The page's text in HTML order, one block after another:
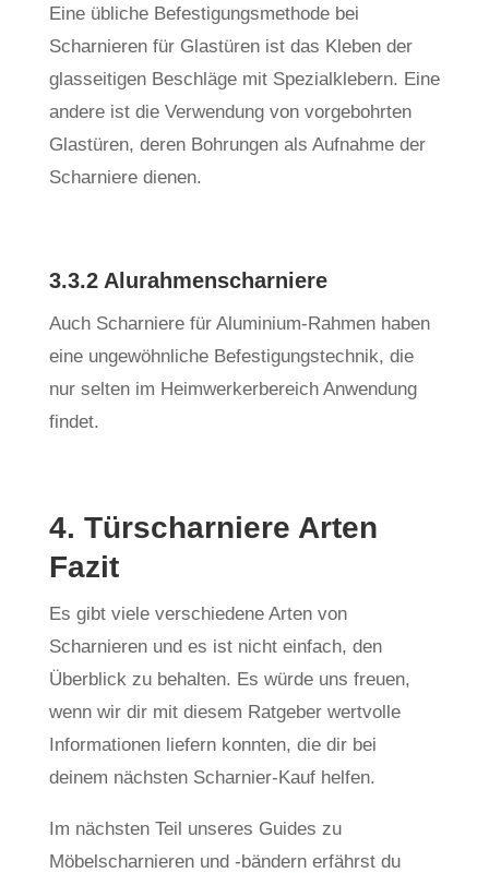
Eine übliche Befestigungsmethode bei
Scharnieren für Glastüren ist das Kleben der
glasseitigen Beschläge mit Spezialklebern. Eine
andere ist die Verwendung von vorgebohrten
Glastüren, deren Bohrungen als Aufnahme der
Scharniere dienen.
3.3.2 Alurahmenscharniere
Auch Scharniere für Aluminium-Rahmen haben
eine ungewöhnliche Befestigungstechnik, die
nur selten im Heimwerkerbereich Anwendung
findet.
4. Türscharniere Arten
Fazit
Es gibt viele verschiedene Arten von
Scharnieren und es ist nicht einfach, den
Überblick zu behalten. Es würde uns freuen,
wenn wir dir mit diesem Ratgeber wertvolle
Informationen liefern konnten, die dir bei
deinem nächsten Scharnier-Kauf helfen.
Im nächsten Teil unseres Guides zu
Möbelscharnieren und -bändern erfährst du